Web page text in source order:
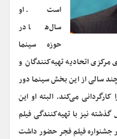
است. او
سال‌ها در
حوزه سینما
سال عضو شورای مرکزی اتحادیه تهیه‌کنندگان و
چند سالی از این بخش سینما دور
فیلم تازه‌ای را کارگردانی می‌کند. البته او این
نیز با تهیه‌کنندگی فیلم
فیلم فجر حضور داشت